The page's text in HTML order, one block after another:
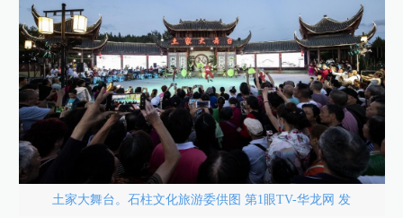
土家大舞台。石柱文化旅游委供图 第1眼TV-华龙网 发